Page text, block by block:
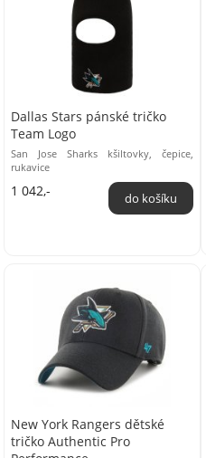
Dallas Stars pánské tričko
Team Logo
San Jose Sharks kšiltovky, čepice,
rukavice
1 042,-
New York Rangers dětské
tričko Authentic Pro